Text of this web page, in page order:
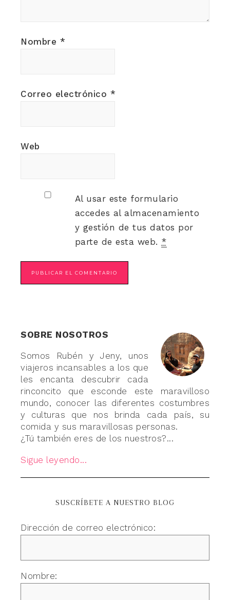
Nombre *
Correo electrónico *
Web
Al usar este formulario
accedes al almacenamiento
y gestión de tus datos por
parte de esta web. *
SOBRE NOSOTROS
Somos Rubén y Jeny, unos
viajeros incansables a los que
les encanta descubrir cada
rinconcito que esconde este maravilloso
mundo, conocer las diferentes costumbres
y culturas que nos brinda cada país, su
comida y sus maravillosas personas.
¿Tú también eres de los nuestros?...
Sigue leyendo...
SUSCRÍBETE A NUESTRO BLOG
Dirección de correo electrónico:
Nombre: